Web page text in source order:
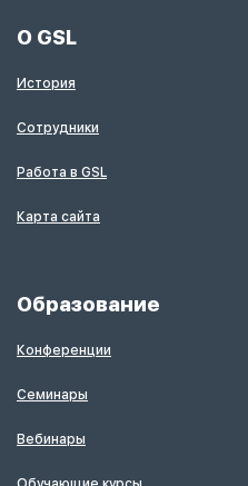
О GSL
История
Сотрудники
Работа в GSL
Карта сайта
Образование
Конференции
Семинары
Вебинары